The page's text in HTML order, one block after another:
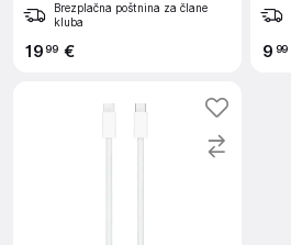
Brezplačna poštnina za člane
kluba
1999 € 9 99